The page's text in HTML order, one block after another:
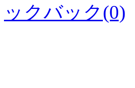
ックバック(0)